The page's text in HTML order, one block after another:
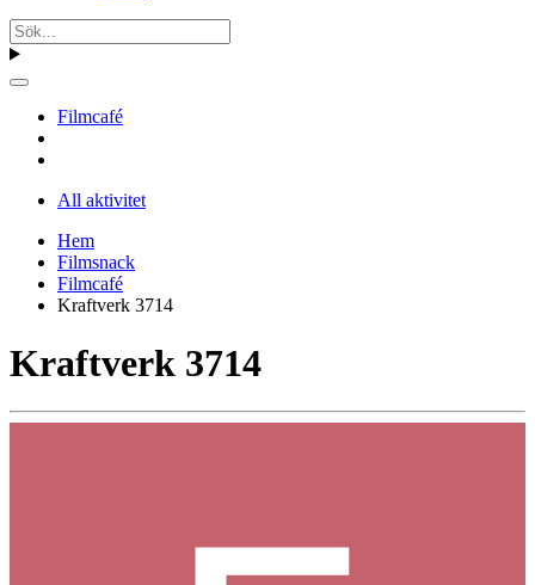
Filmcafé
All aktivitet
Hem
Filmsnack
Filmcafé
Kraftverk 3714
Kraftverk 3714